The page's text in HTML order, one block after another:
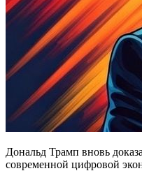
Дональд Трамп вновь
современной цифровой